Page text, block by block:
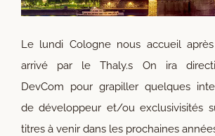
Le lundi Cologne nous accueil
arrivé par le Thaly.s On ira
DevCom pour grapiller quelques
de développeur et/ou exclusivisités
titres à venir dans les prochaines